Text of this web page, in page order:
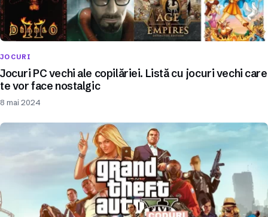
JOCURI
Jocuri PC vechi ale copilăriei. Listă cu jocuri vechi care
te vor face nostalgic
8 mai 2024